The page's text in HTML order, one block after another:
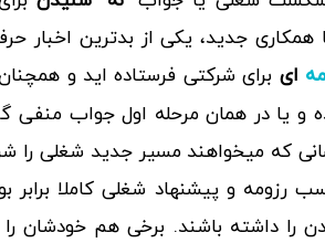
همکاری جدید، یکی از بدترین
­ای برای شرکتی فرستاده ­اید و
و یا در همان مرحله اول جواب منفی
که می­خواهند مسیر جدید شغلی را
رزومه و پیشنهاد شغلی کاملا
را داشته باشند. برخی هم خودشان